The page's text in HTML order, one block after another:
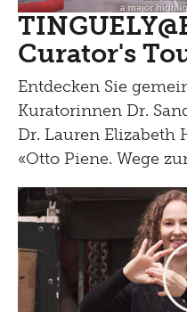
Curator's
Entdecken Sie
Kuratorinnen Dr.
Dr. Lauren Elizabeth
«Otto Piene. Wege